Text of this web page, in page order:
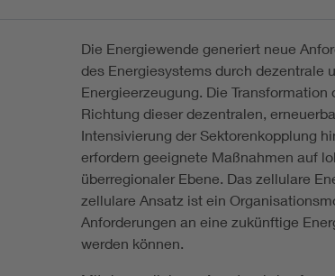
Die Energiewende generiert neue
des Energiesystems durch dezentrale
Energieerzeugung. Die Transformation
Richtung dieser dezentralen,
Intensivierung der Sektorenkopplung
erfordern geeignete Maßnahmen auf
überregionaler Ebene. Das zellulare
zellulare Ansatz ist ein
Anforderungen an eine zukünftige
werden können.